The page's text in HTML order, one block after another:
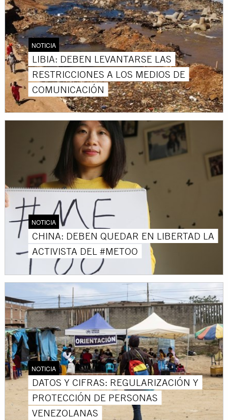
NOTICIA
LIBIA: DEBEN LEVANTARSE LAS
RESTRICCIONES A LOS MEDIOS DE
COMUNICACIÓN
NOTICIA
CHINA: DEBEN QUEDAR EN LIBERTAD LA
ACTIVISTA DEL #METOO
NOTICIA
DATOS Y CIFRAS: REGULARIZACIÓN Y
PROTECCIÓN DE PERSONAS
VENEZOLANAS